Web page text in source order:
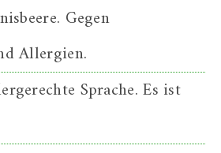
Gegen
Allergien.
Sprache. Es ist